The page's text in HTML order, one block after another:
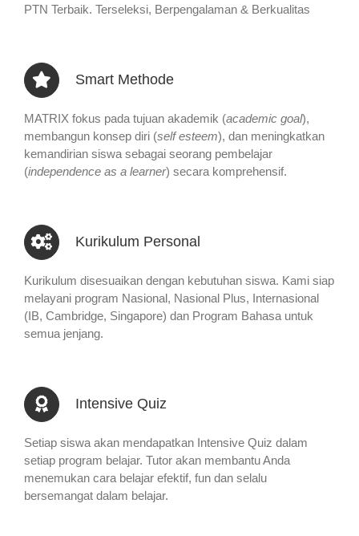
PTN Terbaik. Terseleksi, Berpengalaman & Berkualitas
Smart Methode
MATRIX fokus pada tujuan akademik (academic goal),
membangun konsep diri (self esteem), dan meningkatkan
kemandirian siswa sebagai seorang pembelajar
(independence as a learner) secara komprehensif.
Kurikulum Personal
Kurikulum disesuaikan dengan kebutuhan siswa. Kami siap
melayani program Nasional, Nasional Plus, Internasional
(IB, Cambridge, Singapore) dan Program Bahasa untuk
semua jenjang.
Intensive Quiz
Setiap siswa akan mendapatkan Intensive Quiz dalam
setiap program belajar. Tutor akan membantu Anda
menemukan cara belajar efektif, fun dan selalu
bersemangat dalam belajar.